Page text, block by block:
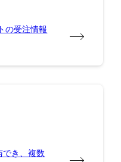
の受注情報
でき、複数